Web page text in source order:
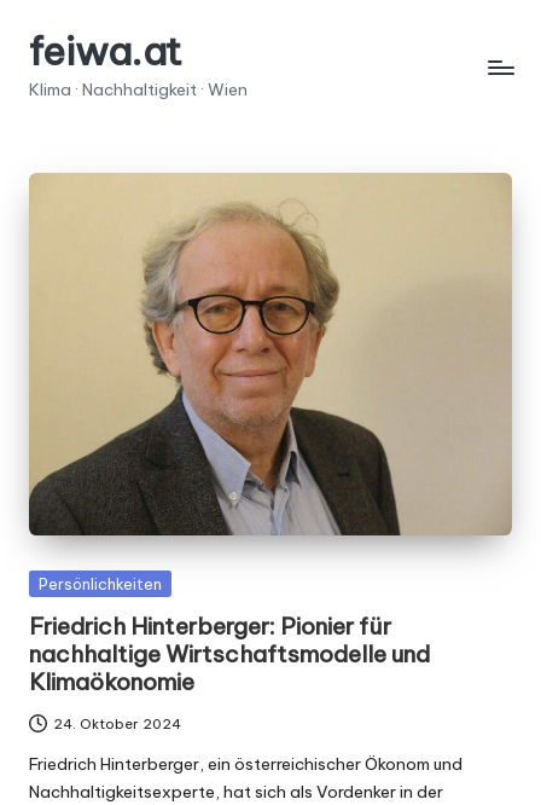
Skipfeiwa.at
Klima · Nachhaltigkeit · Wien
Posted
Persönlichkeiten
Friedrich Hinterberger: Pionier für
nachhaltige Wirtschaftsmodelle und
Klimaökonomie
24. Oktober 2024
Friedrich Hinterberger, ein österreichischer Ökonom und
Nachhaltigkeitsexperte, hat sich als Vordenker in der